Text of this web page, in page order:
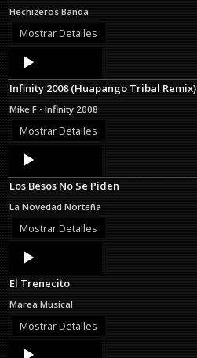
Hechizeros Banda
Mostrar Detalles
Audio
Player
Infinity 2008 (Huapango Tribal Remix)
Mike F - Infinity 2008
Mostrar Detalles
Audio
Player
Los Besos No Se Piden
La Novedad Norteña
Mostrar Detalles
Audio
Player
El Trenecito
Marea Musical
Mostrar Detalles
Audio